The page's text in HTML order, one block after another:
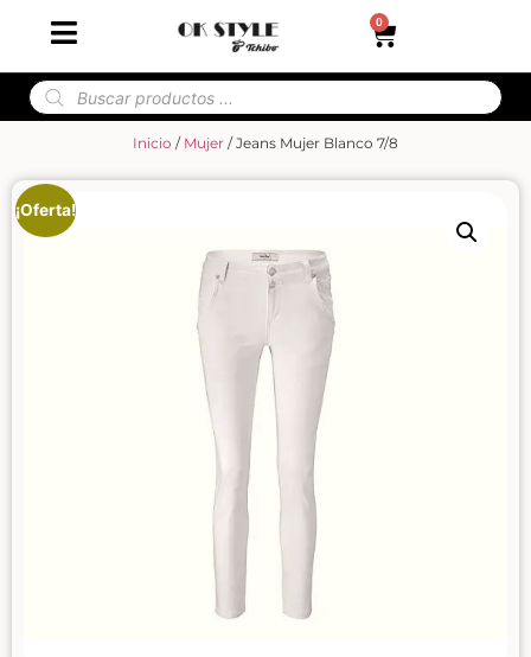
0
Inicio / Mujer / Jeans Mujer Blanco 7/8
¡Oferta!